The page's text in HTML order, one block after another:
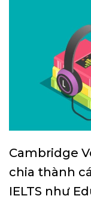
Cambridge
chia thành
IELTS như